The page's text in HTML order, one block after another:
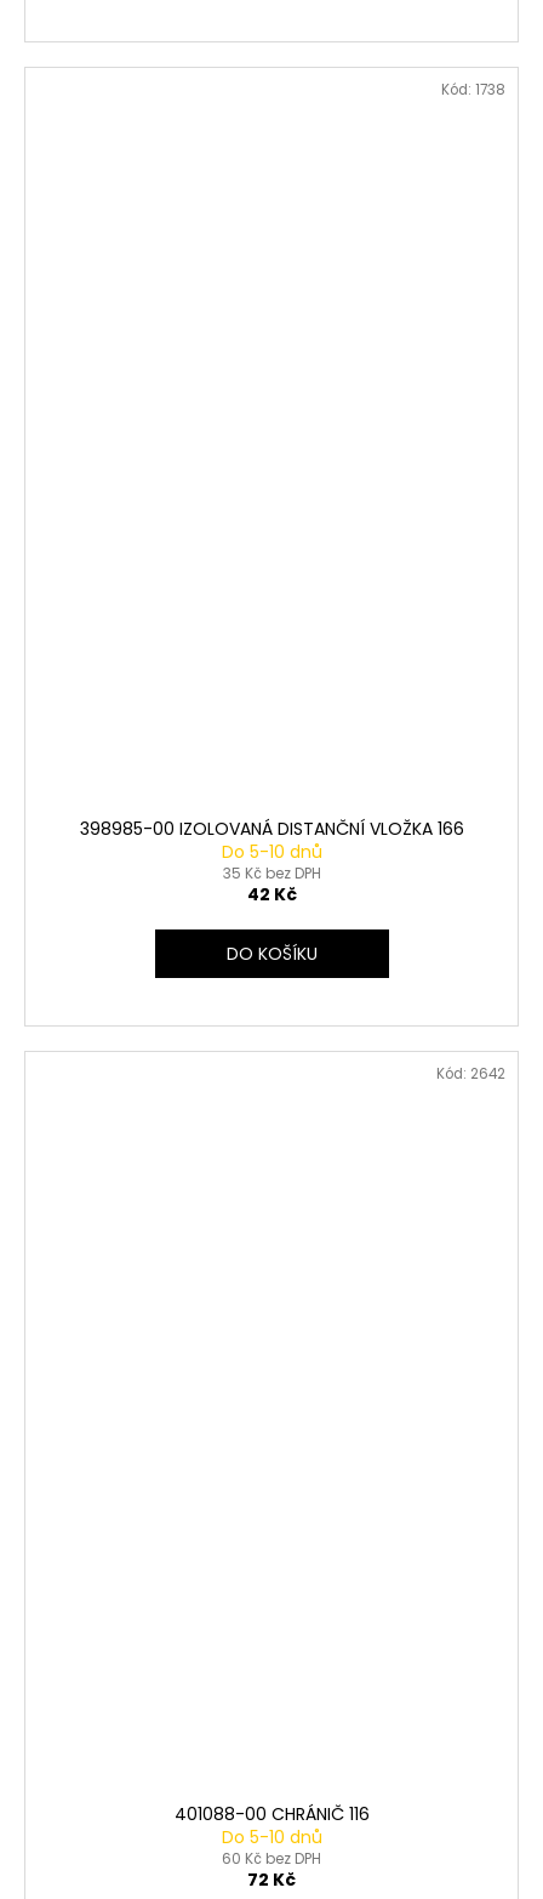
398985-00 IZOLOVANÁ DISTANČNÍ VLOŽKA 166
Do 5-10 dnů
35 Kč bez DPH
42 Kč
DO KOŠÍKU
Kód: 1738
401088-00 CHRÁNIČ 116
Do 5-10 dnů
60 Kč bez DPH
72 Kč
Kód: 2642